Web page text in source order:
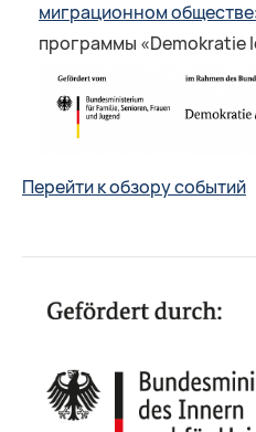
миграционном
программы «Demokratie
Перейти к обзору событий